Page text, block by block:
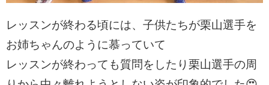
レッスンが終わる頃には、子供たちが栗山選手を
お姉ちゃんのように慕っていて
レッスンが終わっても質問をしたり栗山選手の周